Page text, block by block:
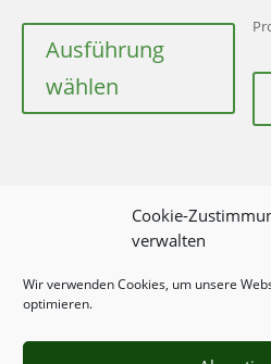
Cookie-
verwalten
Wir verwenden Cookies, um unsere
optimieren.
Ausführung
wählen
weist
© All Rights